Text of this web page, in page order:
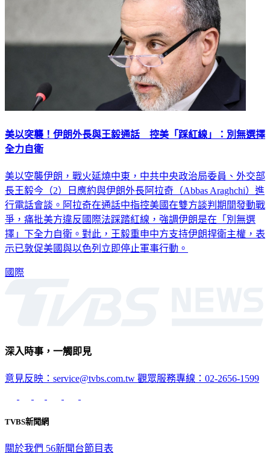
美以突襲！伊朗外長與王毅通話 控美「踩紅線」：別無選擇
全力自衛
美以空襲伊朗，戰火延燒中東，中共中央政治局委員、外交部
長王毅今（2）日應約與伊朗外長阿拉奇（Abbas Araghchi）進
行電話會談。阿拉奇在通話中指控美國在雙方談判期間發動戰
爭，痛批美方違反國際法踩踏紅線，強調伊朗是在「別無選
擇」下全力自衛。對此，王毅重申中方支持伊朗捍衛主權，表
示已敦促美國與以色列立即停止軍事行動。
國際
深入時事，一觸即見
意見反映：service@tvbs.com.tw 觀眾服務專線：02-2656-1599
TVBS新聞網
關於我們 56新聞台節目表